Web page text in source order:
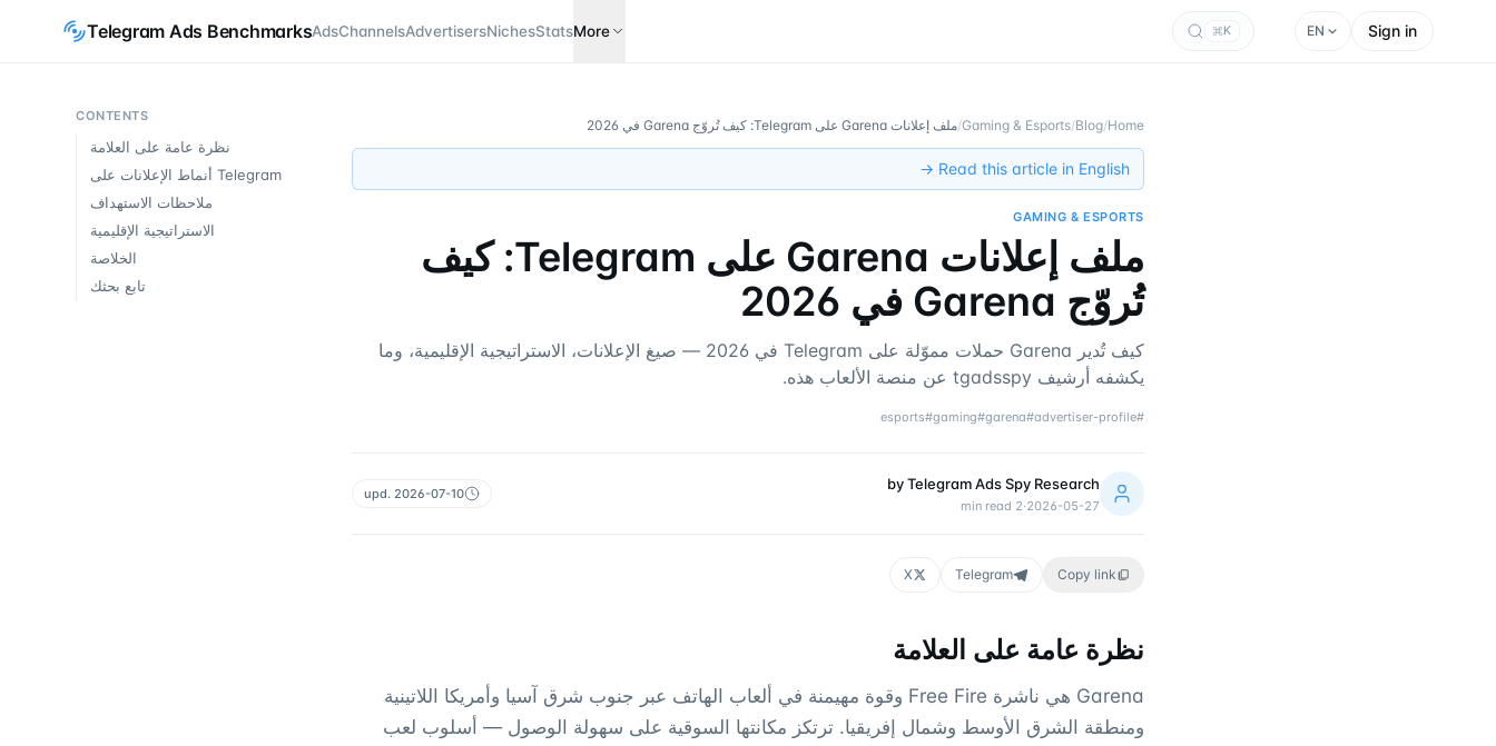
Telegram Ads BenchmarksAdsChannelsAdvertisersNichesStatsMore K EN Sign in
Home
/
Blog
/
Gaming & Esports
/ملف إعلانات Garena على Telegram: كيف تُروّج Garena في 2026
Read this article in English →
GAMING & ESPORTS
ملف إعلانات Garena على Telegram: كيف
تُروّج Garena في 2026
كيف تُدير Garena حملات مموّلة على Telegram في 2026 — صيغ الإعلانات، الاستراتيجية الإقليمية، وما
يكشفه أرشيف tgadsspy عن منصة الألعاب هذه.
#
advertiser-profile
#
garena
#
gaming
#
esports
byTelegram Ads Spy Research
2026-05-27
·
2
min read
upd. 2026-07-10
Copy link
Telegram
X
نظرة عامة على العلامة
Garena هي ناشرة Free Fire وقوة مهيمنة في ألعاب الهاتف عبر جنوب شرق آسيا وأمريكا اللاتينية
ومنطقة الشرق الأوسط وشمال إفريقيا. ترتكز مكانتها السوقية على سهولة الوصول — أسلوب لعب
CONTENTS
نظرة عامة على العلامة
أنماط الإعلانات على Telegram
ملاحظات الاستهداف
الاستراتيجية الإقليمية
الخلاصة
تابع بحثك